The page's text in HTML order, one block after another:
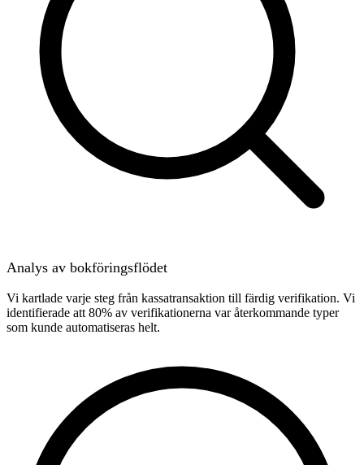
Analys av bokföringsflödet
Vi kartlade varje steg från kassatransaktion till färdig verifikation. Vi
identifierade att 80% av verifikationerna var återkommande typer
som kunde automatiseras helt.